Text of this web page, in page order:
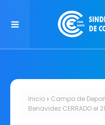
Inicio Campo de
Benavidez CERRADO el